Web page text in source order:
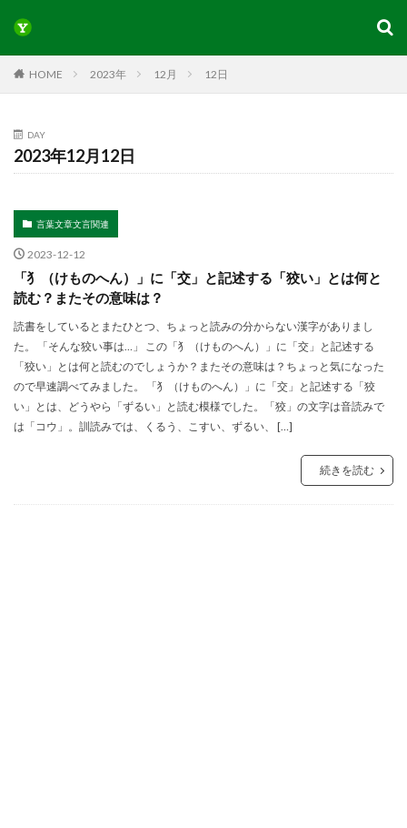
HOME 2023年 12月 12日
DAY
2023年12月12日
言葉文章文言関連
2023-12-12
「犭（けものへん）」に「交」と記述する「狡い」とは何と
読む？またその意味は？
読書をしているとまたひとつ、ちょっと読みの分からない漢字がありまし
た。 「そんな狡い事は…」 この「犭（けものへん）」に「交」と記述する
「狡い」とは何と読むのでしょうか？またその意味は？ちょっと気になった
ので早速調べてみました。 「犭（けものへん）」に「交」と記述する「狡
い」とは、どうやら「ずるい」と読む模様でした。「狡」の文字は音読みで
は「コウ」。訓読みでは、くるう、こすい、ずるい、 […]
続きを読む